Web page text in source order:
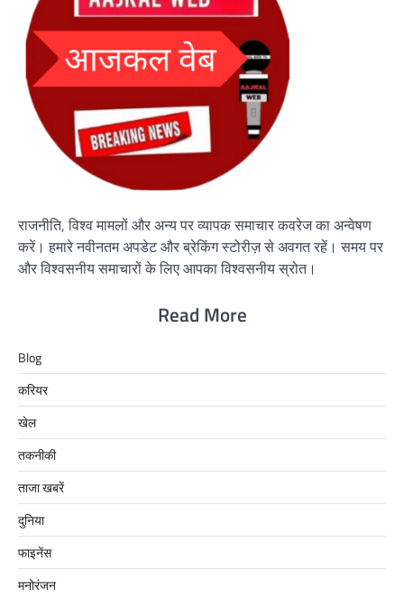
राजनीति, विश्व मामलों और अन्य पर व्यापक समाचार कवरेज का अन्वेषण
करें। हमारे नवीनतम अपडेट और ब्रेकिंग स्टोरीज़ से अवगत रहें। समय पर
और विश्वसनीय समाचारों के लिए आपका विश्वसनीय स्रोत।
Read More
Blog
करियर
खेल
तकनीकी
ताजा खबरें
दुनिया
फाइनेंस
मनोरंजन